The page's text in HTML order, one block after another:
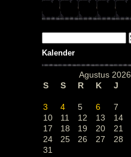
Kalender
Agustus 2026
S
S R K J
3
4 5 6 7
10
11 12 13 14
17
18 19 20 21
24
25 26 27 28
31